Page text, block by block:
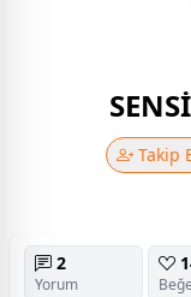
Takip
2
Yorum